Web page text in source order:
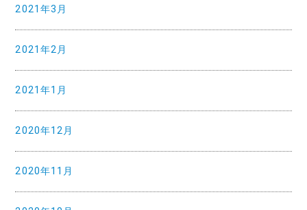
2021年3月
2021年2月
2021年1月
2020年12月
2020年11月